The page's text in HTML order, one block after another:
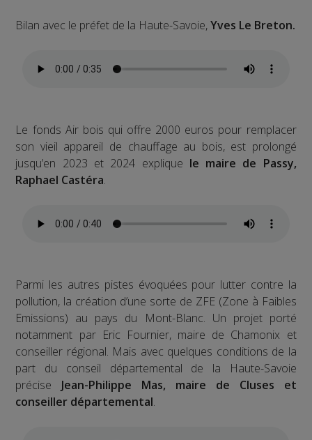
Bilan avec le préfet de la Haute-Savoie,Yves Le Breton.
Le fonds Air bois qui offre 2000 euros pour remplacer
son vieil appareil de chauffage au bois, est prolongé
jusqu’en 2023 et 2024 explique le maire de Passy,
Raphael Castéra.
Parmi les autres pistes évoquées pour lutter contre la
pollution, la création d’une sorte de ZFE (Zone à Faibles
Emissions) au pays du Mont-Blanc. Un projet porté
notamment par Eric Fournier, maire de Chamonix et
conseiller régional. Mais avec quelques conditions de la
part du conseil départemental de la Haute-Savoie
précise Jean-Philippe Mas, maire de Cluses et
conseiller départemental.